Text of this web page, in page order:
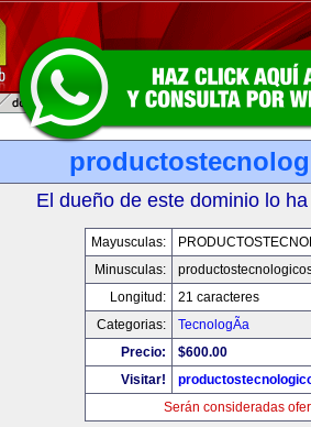
El dueño de este dominio lo
Mayusculas:
Minusculas:
Longitud:
21 caracteres
Categorias:
TecnologÃ­a
Precio:
$600.00
Visitar!
Serán consideradas